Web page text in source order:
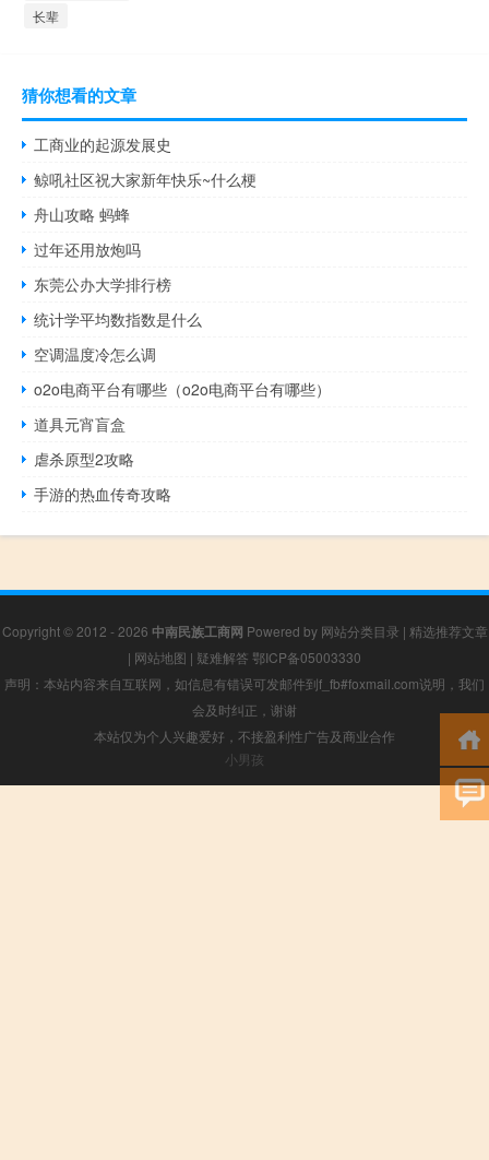
长辈
猜你想看的文章
工商业的起源发展史
鲸吼社区祝大家新年快乐~什么梗
舟山攻略 蚂蜂
过年还用放炮吗
东莞公办大学排行榜
统计学平均数指数是什么
空调温度冷怎么调
o2o电商平台有哪些（o2o电商平台有哪些）
道具元宵盲盒
虐杀原型2攻略
手游的热血传奇攻略
Copyright © 2012 - 2026 中南民族工商网 Powered by 网站分类目录 | 精选推荐文章
| 网站地图 | 疑难解答 鄂ICP备05003330
声明：本站内容来自互联网，如信息有错误可发邮件到f_fb#foxmail.com说明，我们
会及时纠正，谢谢
本站仅为个人兴趣爱好，不接盈利性广告及商业合作
小男孩